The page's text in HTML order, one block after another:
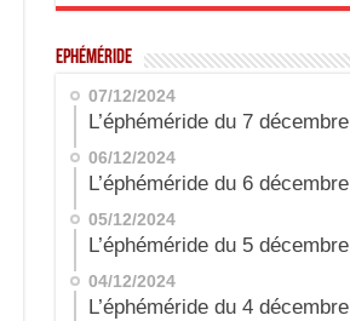
Ephéméride
07/12/2024
L’éphéméride du 7 décembre
06/12/2024
L’éphéméride du 6 décembre
05/12/2024
L’éphéméride du 5 décembre
04/12/2024
L’éphéméride du 4 décembre